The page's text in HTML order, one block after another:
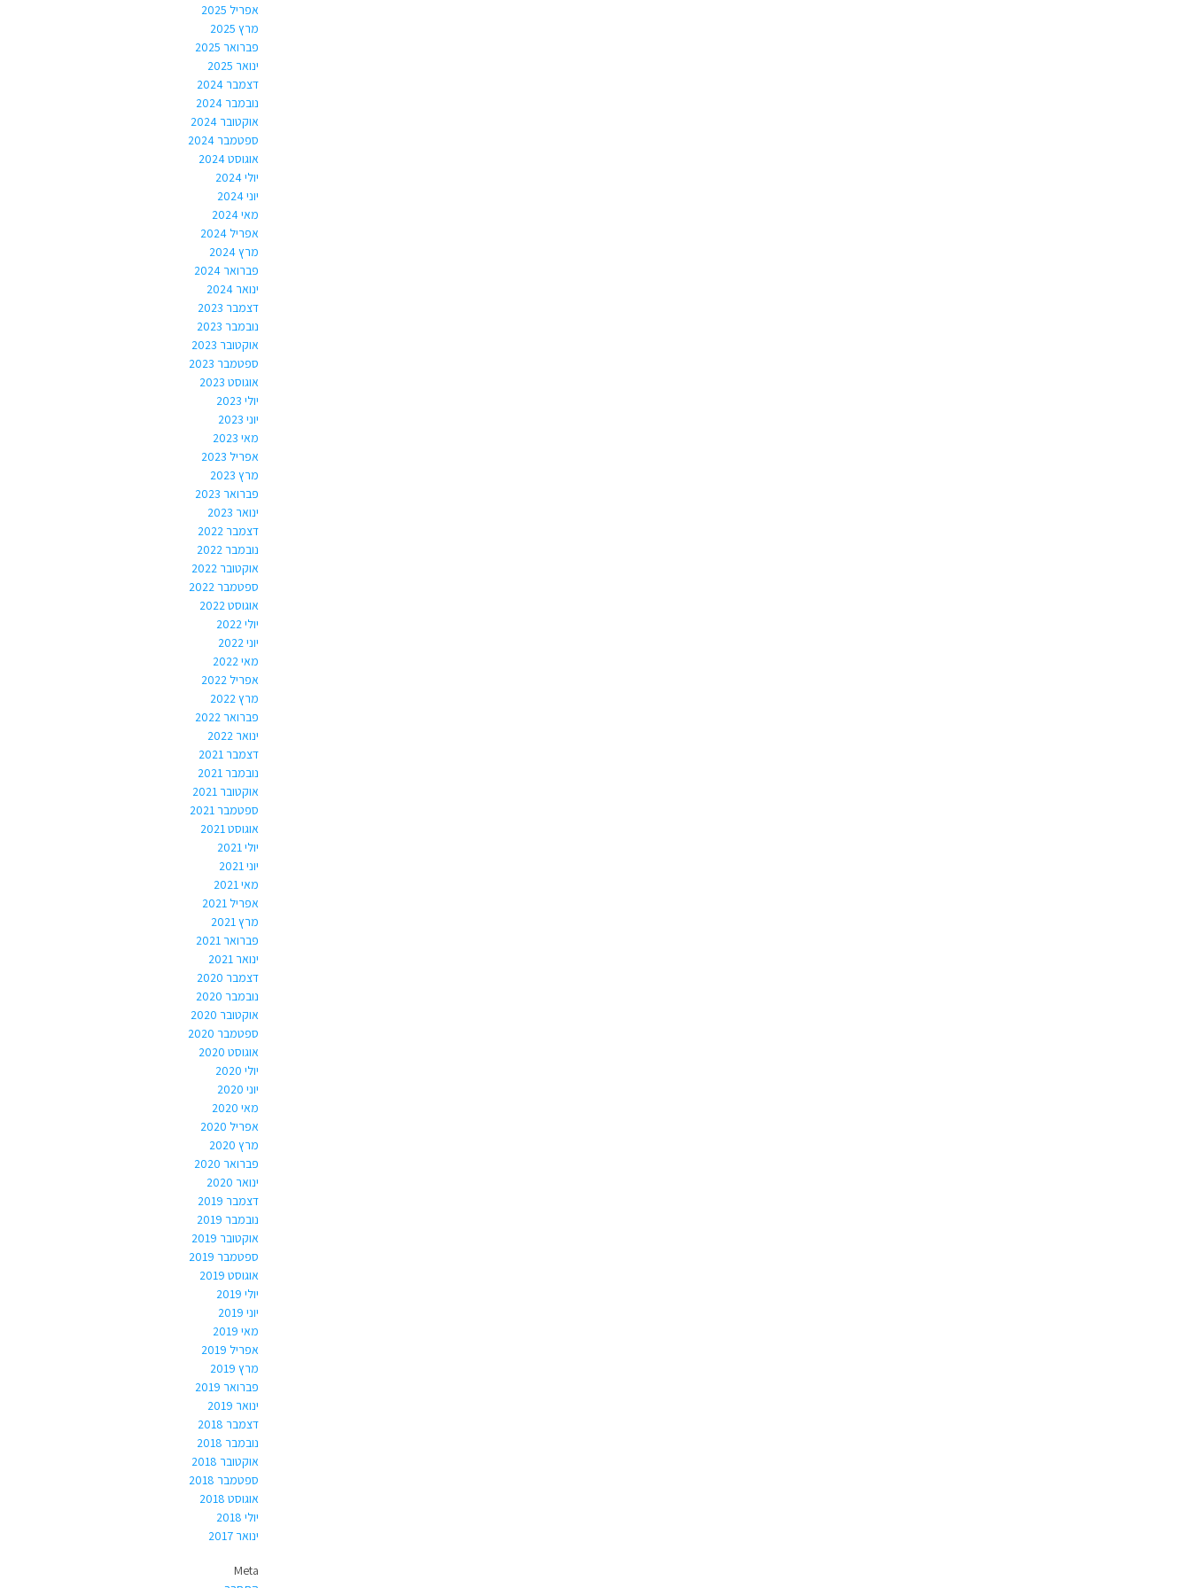
אפריל 2025
מרץ 2025
פברואר 2025
ינואר 2025
דצמבר 2024
נובמבר 2024
אוקטובר 2024
ספטמבר 2024
אוגוסט 2024
יולי 2024
יוני 2024
מאי 2024
אפריל 2024
מרץ 2024
פברואר 2024
ינואר 2024
דצמבר 2023
נובמבר 2023
אוקטובר 2023
ספטמבר 2023
אוגוסט 2023
יולי 2023
יוני 2023
מאי 2023
אפריל 2023
מרץ 2023
פברואר 2023
ינואר 2023
דצמבר 2022
נובמבר 2022
אוקטובר 2022
ספטמבר 2022
אוגוסט 2022
יולי 2022
יוני 2022
מאי 2022
אפריל 2022
מרץ 2022
פברואר 2022
ינואר 2022
דצמבר 2021
נובמבר 2021
אוקטובר 2021
ספטמבר 2021
אוגוסט 2021
יולי 2021
יוני 2021
מאי 2021
אפריל 2021
מרץ 2021
פברואר 2021
ינואר 2021
דצמבר 2020
נובמבר 2020
אוקטובר 2020
ספטמבר 2020
אוגוסט 2020
יולי 2020
יוני 2020
מאי 2020
אפריל 2020
מרץ 2020
פברואר 2020
ינואר 2020
דצמבר 2019
נובמבר 2019
אוקטובר 2019
ספטמבר 2019
אוגוסט 2019
יולי 2019
יוני 2019
מאי 2019
אפריל 2019
מרץ 2019
פברואר 2019
ינואר 2019
דצמבר 2018
נובמבר 2018
אוקטובר 2018
ספטמבר 2018
אוגוסט 2018
יולי 2018
ינואר 2017
Meta